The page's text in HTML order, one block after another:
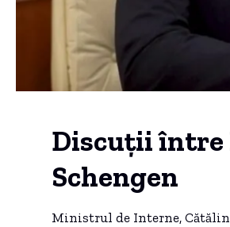
Discuții între
Schengen
Ministrul de Interne,